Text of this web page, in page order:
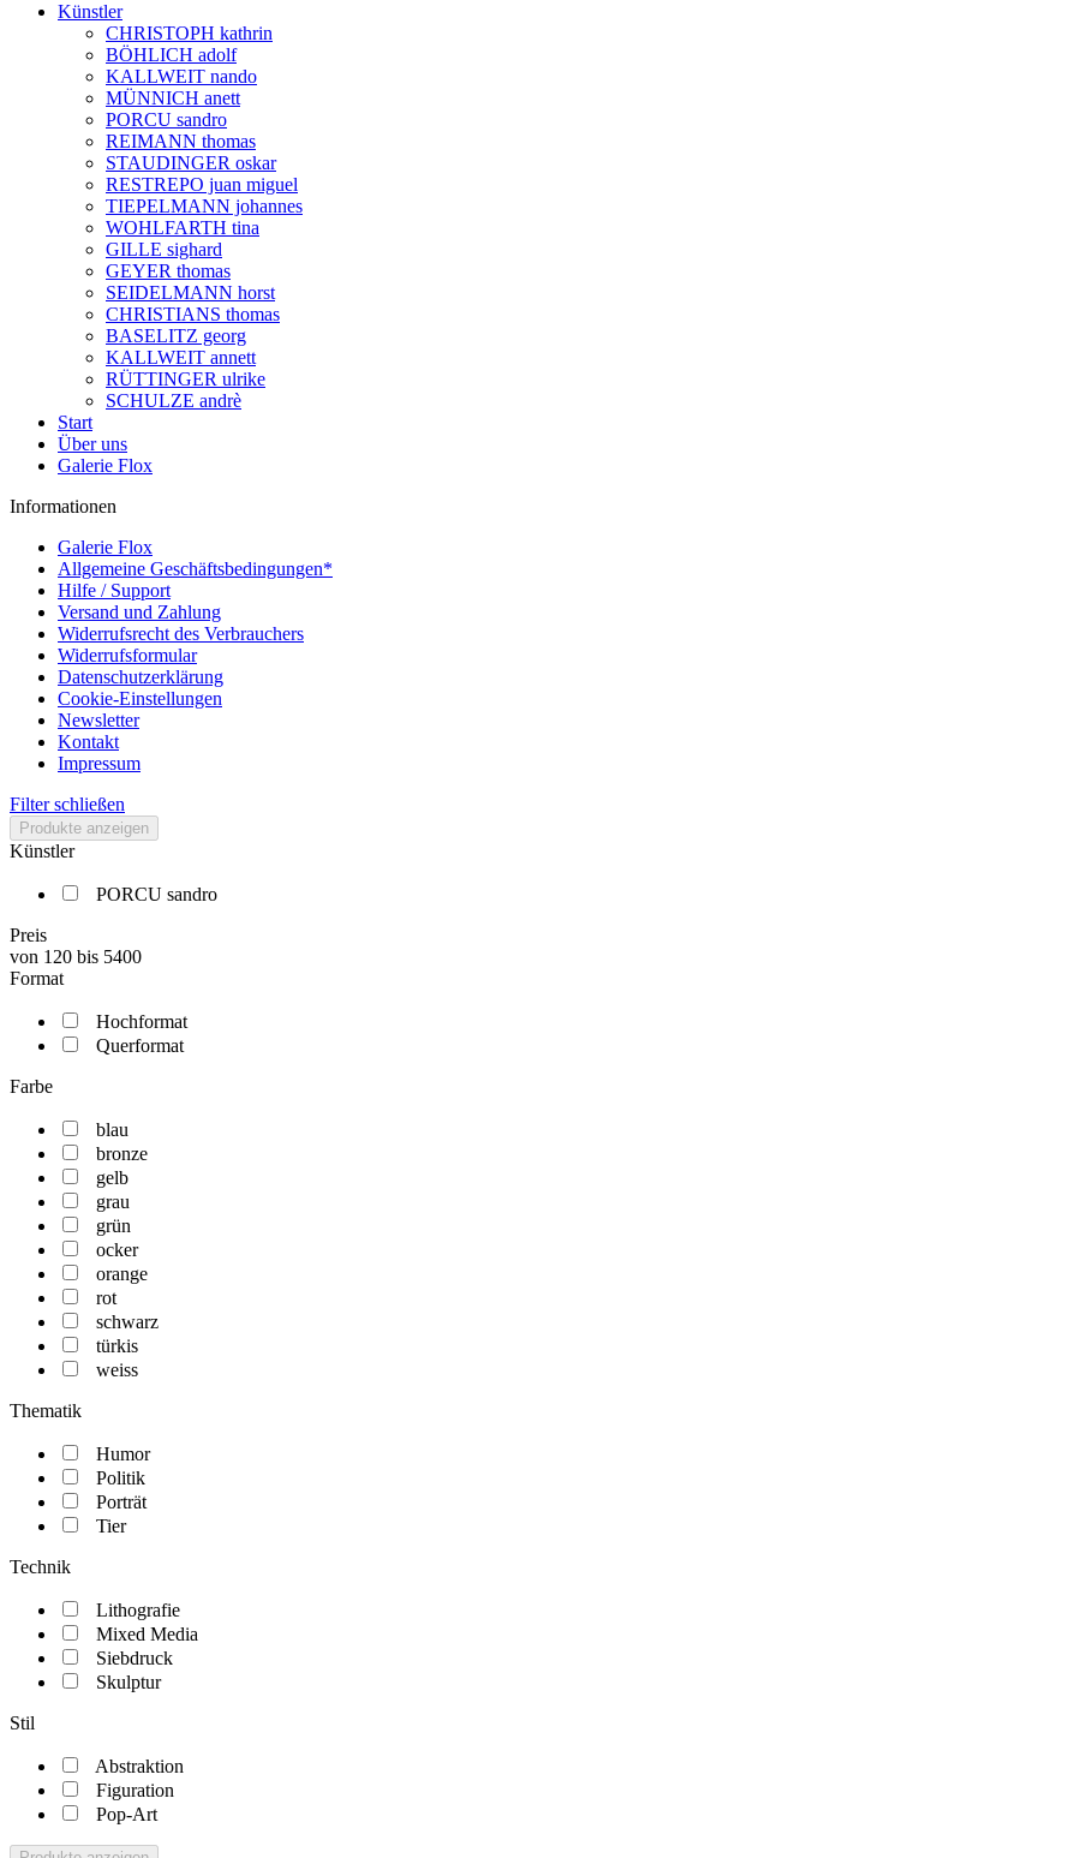
Künstler
CHRISTOPH kathrin
BÖHLICH adolf
KALLWEIT nando
MÜNNICH anett
PORCU sandro
REIMANN thomas
STAUDINGER oskar
RESTREPO juan miguel
TIEPELMANN johannes
WOHLFARTH tina
GILLE sighard
GEYER thomas
SEIDELMANN horst
CHRISTIANS thomas
BASELITZ georg
KALLWEIT annett
RÜTTINGER ulrike
SCHULZE andrè
Start
Über uns
Galerie Flox
Informationen
Galerie Flox
Allgemeine Geschäftsbedingungen*
Hilfe / Support
Versand und Zahlung
Widerrufsrecht des Verbrauchers
Widerrufsformular
Datenschutzerklärung
Cookie-Einstellungen
Newsletter
Kontakt
Impressum
Filter schließen
Produkte anzeigen
Künstler
PORCU sandro
Preis
von 120 bis 5400
Format
Hochformat
Querformat
Farbe
blau
bronze
gelb
grau
grün
ocker
orange
rot
schwarz
türkis
weiss
Thematik
Humor
Politik
Porträt
Tier
Technik
Lithografie
Mixed Media
Siebdruck
Skulptur
Stil
Abstraktion
Figuration
Pop-Art